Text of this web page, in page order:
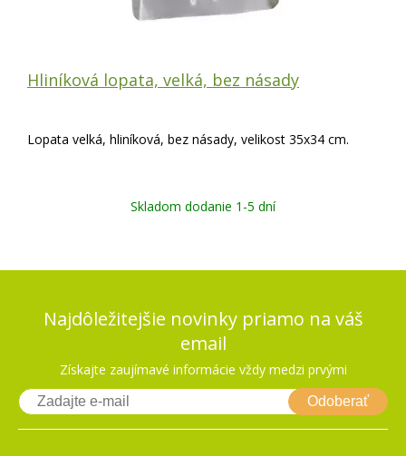
Hliníková lopata, velká, bez násady
Lopata velká, hliníková, bez násady, velikost 35x34 cm.
Skladom dodanie 1-5 dní
Najdôležitejšie novinky priamo na váš
email
Získajte zaujímavé informácie vždy medzi prvými
Odoberať